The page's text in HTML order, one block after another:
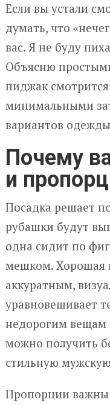
Если вы устали
думать, что
вас. Я не буду
Объясню
пиджак
минимальными
вариантов
Почему
и
Посадка решает
рубашки будут
одна сидит по
мешком. Хорошая
аккуратным,
уравновешивает
недорогим вещам
можно получить
стильную
Пропорции важны